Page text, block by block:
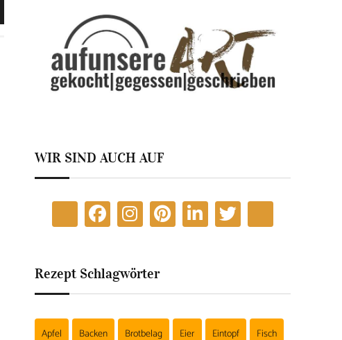
WIR SIND AUCH AUF
Rezept Schlagwörter
Apfel Backen Brotbelag Eier Eintopf Fisch